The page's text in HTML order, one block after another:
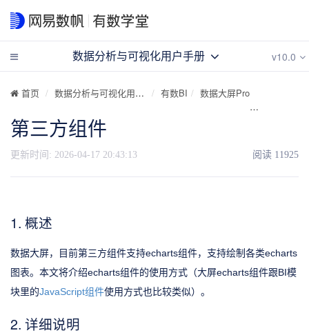
首页 数据分析与可视化用户手册 有数BI 数据大屏Pro
第三方组件
更新时间: 2026-04-17 20:43:13 阅读 11925
1. 概述
数据大屏，目前第三方组件支持echarts组件，支持绘制各类echarts
图表。本文将介绍echarts组件的使用方式（大屏echarts组件跟BI模
块里的JavaScript组件使用方式也比较类似）。
2. 详细说明
数据分析与可视化用户手册 v10.0